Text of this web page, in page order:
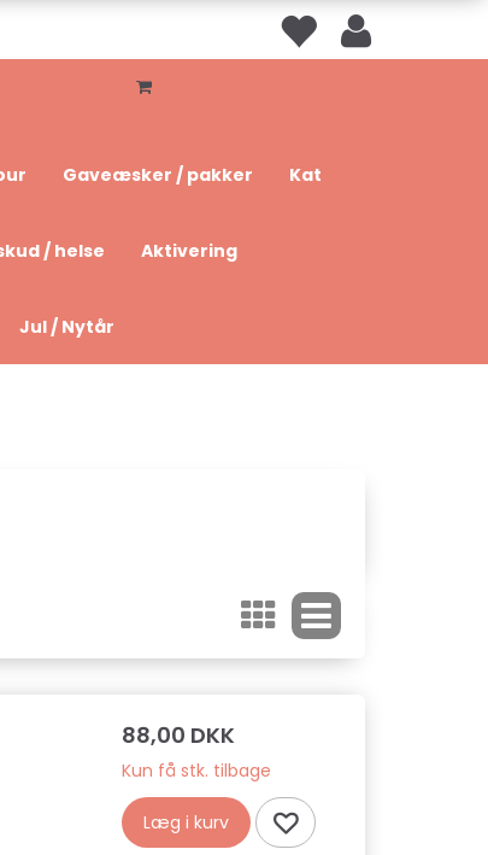
Gaveæsker / pakker Kat
/ helse Aktivering
Jul / Nytår
88,00 DKK
Kun få stk. tilbage
Læg i kurv